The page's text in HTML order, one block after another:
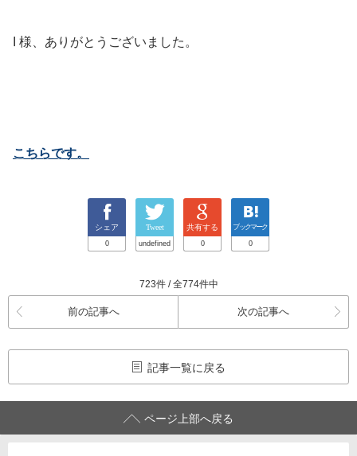
I 様、ありがとうございました。
こちらです。
シェア
0
Tweet
undefined
共有する
0
ブックマーク
0
723件 / 全774件中
前の記事へ 次の記事へ
記事一覧に戻る
ページ上部へ戻る